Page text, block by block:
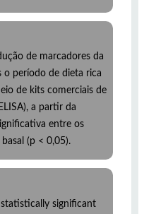
de marcadores da
o período de dieta rica
de kits comerciais de
a partir da
entre os
(p < 0,05).
significant